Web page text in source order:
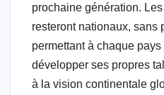
prochaine génération.
resteront nationaux, sans
permettant à chaque
développer ses propres
à la vision continentale